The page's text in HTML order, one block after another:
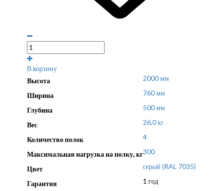
В корзину
Высота
2000 мм
Ширина 760 мм
Глубина 500 мм
Вес 26,0 кг
Количество полок 4
Максимальная нагрузка на полку, кг300
Цвет серый (RAL 7035)
Гарантия
1 год